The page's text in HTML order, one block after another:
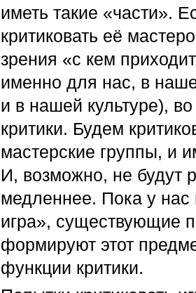
иметь такие «части».
критиковать её
зрения «с кем
именно для нас, в
и в нашей культуре),
критики. Будем
мастерские группы, и
И, возможно, не будут
медленнее. Пока у нас
игра», существующие
формируют этот
функции критики.